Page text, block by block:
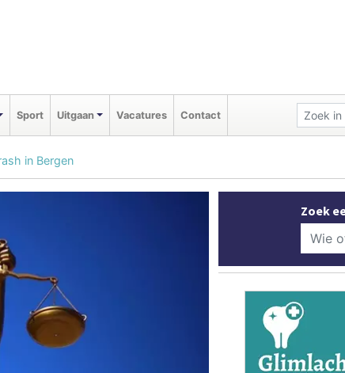
Sport Uitgaan Vacatures Contact
in Bergen
Zoek